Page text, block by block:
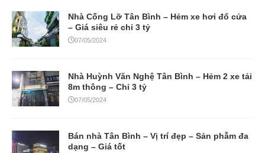
Nhà Cống Lỡ Tân Bình – Hẻm xe hơi đổ cửa
– Giá siêu rẻ chỉ 3 tỷ
07/05/2024
Nhà Huỳnh Văn Nghệ Tân Bình – Hẻm 2 xe tải
8m thông – Chỉ 3 tỷ
07/05/2024
Bán nhà Tân Bình – Vị trí đẹp – Sản phẫm đa
dạng – Giá tốt